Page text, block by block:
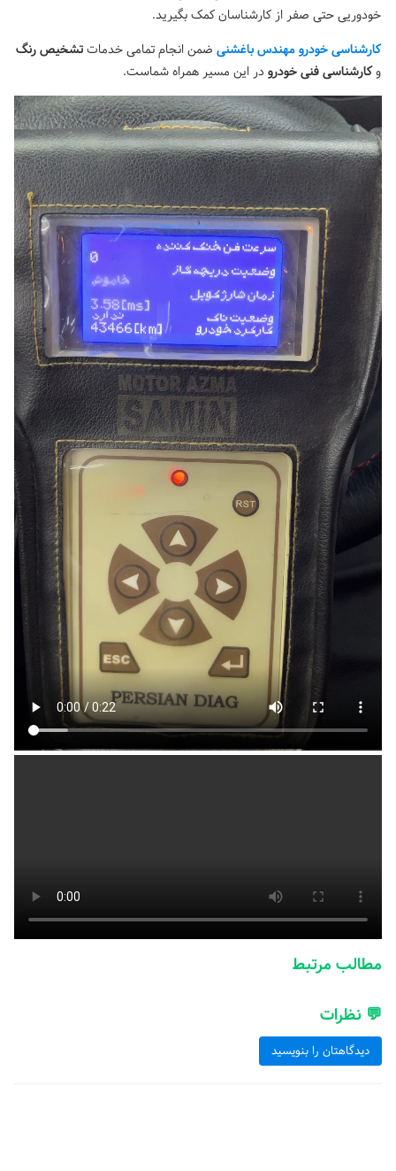
خودوریی حتی صفر از کارشناسان کمک بگیرید.
کارشناسی خودرو مهندس باغشنی ضمن انجام تمامی خدماتتشخیص رنگ
وکارشناسی فنی خودرو در این مسیر همراه شماست.
مطالب مرتبط
💬 نظرات
دیدگاهتان را بنویسید